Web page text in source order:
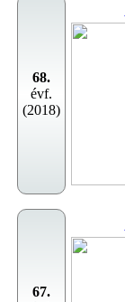
68.
évf.
(2018)
67.